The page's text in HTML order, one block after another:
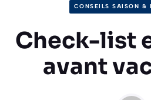
CONSEILS SAISON &
Check-list
avant